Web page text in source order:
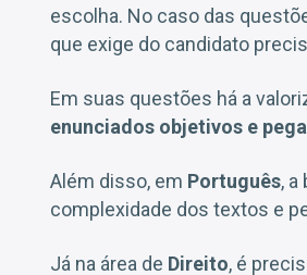
escolha. No caso das
que exige do candidato
Em suas questões há a
enunciados objetivos e
Além disso, em Português,
complexidade dos textos e
Já na área de Direito, é